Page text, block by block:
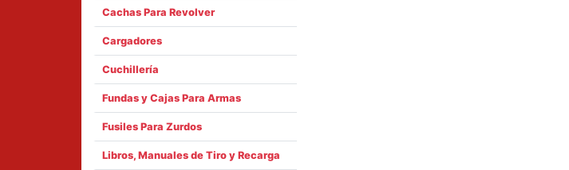
Cachas Para Revolver
Cargadores
Cuchillería
Fundas y Cajas Para Armas
Fusiles Para Zurdos
Libros, Manuales de Tiro y Recarga